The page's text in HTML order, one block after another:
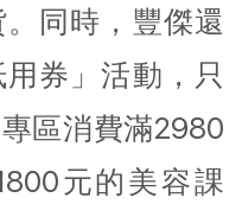
同時，豐傑還
券」活動，只
區消費滿2980
元的美容課